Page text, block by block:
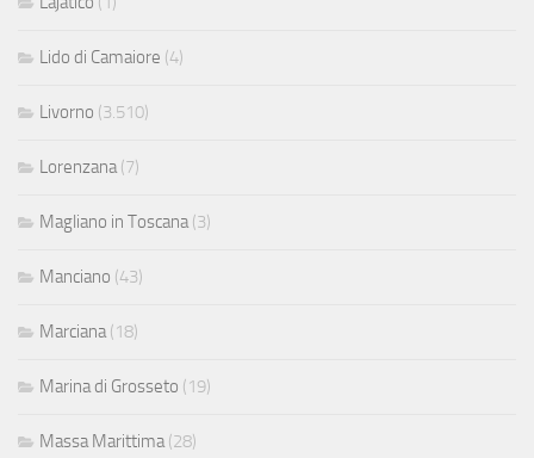
Lido di Camaiore (4)
Livorno (3.510)
Lorenzana (7)
Magliano in Toscana (3)
Manciano (43)
Marciana (18)
Marina di Grosseto (19)
Massa Marittima (28)